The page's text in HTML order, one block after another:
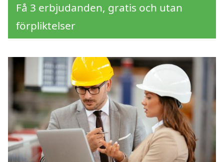
Få 3 erbjudanden, gratis och utan
förpliktelser